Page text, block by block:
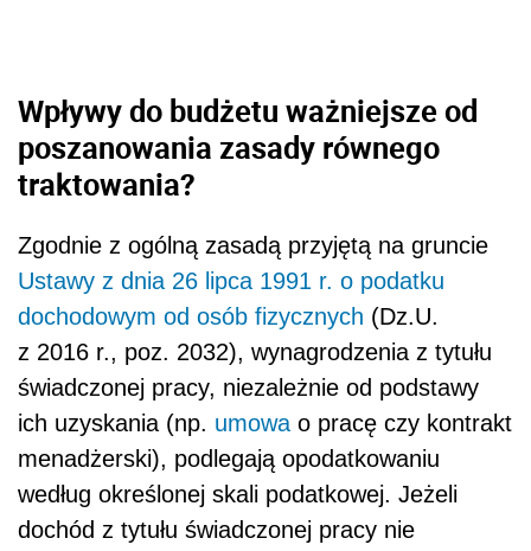
Wpływy do budżetu ważniejsze od
poszanowania zasady równego
traktowania?
Zgodnie z ogólną zasadą przyjętą na gruncie
Ustawy z dnia 26 lipca 1991 r. o podatku
dochodowym od osób fizycznych (Dz.U.
z 2016 r., poz. 2032), wynagrodzenia z tytułu
świadczonej pracy, niezależnie od podstawy
ich uzyskania (np. umowao pracę czy kontrakt
menadżerski), podlegają opodatkowaniu
według określonej skali podatkowej. Jeżeli
dochód z tytułu świadczonej pracy nie